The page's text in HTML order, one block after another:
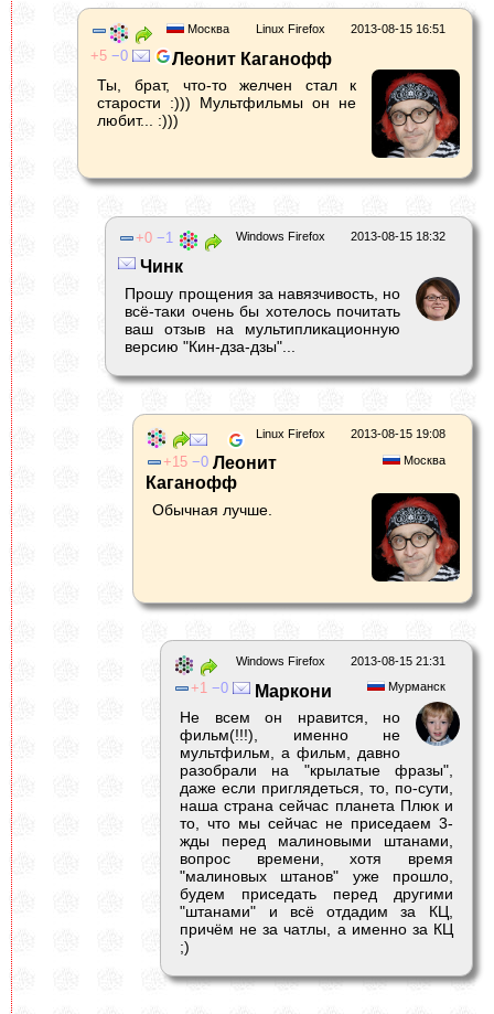
2013-08-15 16:51
Linux Firefox
Москва
5 0 Леонит Каганофф
Ты, брат, что-то желчен стал к
старости :))) Мультфильмы он не
любит... :)))
2013-08-15 18:32
Windows Firefox
0 1
Чинк
Прошу прощения за навязчивость, но
всё-таки очень бы хотелось почитать
ваш отзыв на мультипликационную
версию "Кин-дза-дзы"...
2013-08-15 19:08
Linux Firefox
Москва
15 0 Леонит
Каганофф
Обычная лучше.
2013-08-15 21:31
Windows Firefox
Мурманск
1 0 Маркони
Не всем он нравится, но
фильм(!!!), именно не
мультфильм, а фильм, давно
разобрали на "крылатые фразы",
даже если приглядеться, то, по-сути,
наша страна сейчас планета Плюк и
то, что мы сейчас не приседаем 3-
жды перед малиновыми штанами,
вопрос времени, хотя время
"малиновых штанов" уже прошло,
будем приседать перед другими
"штанами" и всё отдадим за КЦ,
причём не за чатлы, а именно за КЦ
;)